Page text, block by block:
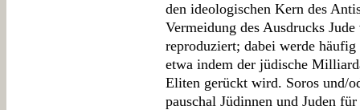
den ideologischen Kern des
Vermeidung des Ausdrucks
reproduziert; dabei werde
etwa indem der jüdische
Eliten gerückt wird. Soros und/
pauschal Jüdinnen und Juden